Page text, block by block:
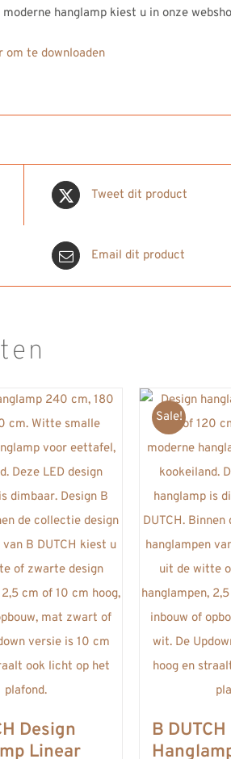
hanglamp kiest u in onze
om te downloaden
Tweet dit product
Email dit product
Design
Linear
Sale!
B